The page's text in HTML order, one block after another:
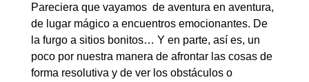
Pareciera que vayamos de aventura en aventura,
de lugar mágico a encuentros emocionantes. De
la furgo a sitios bonitos… Y en parte, así es, un
poco por nuestra manera de afrontar las cosas de
forma resolutiva y de ver los obstáculos o